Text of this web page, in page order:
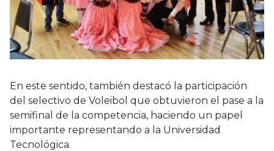
En este sentido, también destacó la participación
del selectivo de Voleibol que obtuvieron el pase a la
semifinal de la competencia, haciendo un papel
importante representando a la Universidad
Tecnológica.